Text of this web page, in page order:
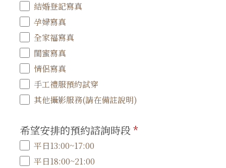
結婚登記寫真
孕婦寫真
全家福寫真
閨蜜寫真
情侶寫真
手工禮服預約試穿
其他攝影服務(請在備註說明)
希望安排的預約諮詢時段*
平日13:00~17:00
平日18:00~21:00